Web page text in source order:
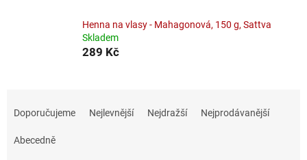
Henna na vlasy - Mahagonová, 150 g, Sattva
Skladem
289 Kč
Doporučujeme Nejlevnější Nejdražší Nejprodávanější
Abecedně